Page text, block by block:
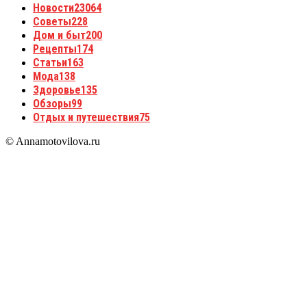
Новости23064
Советы228
Дом и быт200
Рецепты174
Статьи163
Мода138
Здоровье135
Обзоры99
Отдых и путешествия75
© Annamotovilova.ru